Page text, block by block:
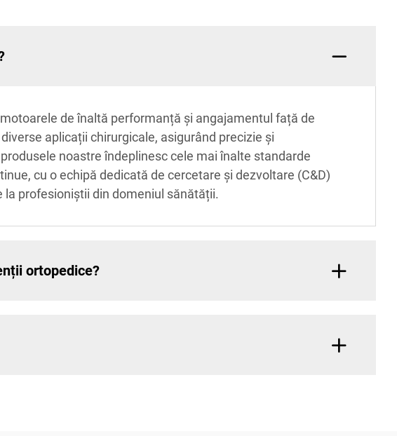
de înaltă performanță și angajamentul față de
aplicații chirurgicale, asigurând precizie și
noastre îndeplinesc cele mai înalte standarde
cu o echipă dedicată de cercetare și dezvoltare (C&D)
profesioniștii din domeniul sănătății.
ortopedice?